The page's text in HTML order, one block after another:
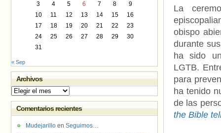
La
obispo
durante
ha sido
LGTB.
para
ha tenido
de las
the Bible
3
4 5 6 7 8
9
10
11 12 13 14 15
16
17
18 19 20 21 22
23
24
25 26 27 28 29
30
31
« Sep
Archivos
Archivos
Comentarios recientes
Mudejarillo en Seguimos…